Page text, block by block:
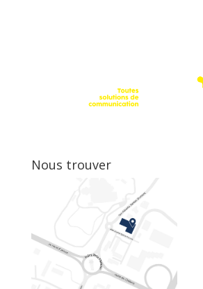
Nous trouver